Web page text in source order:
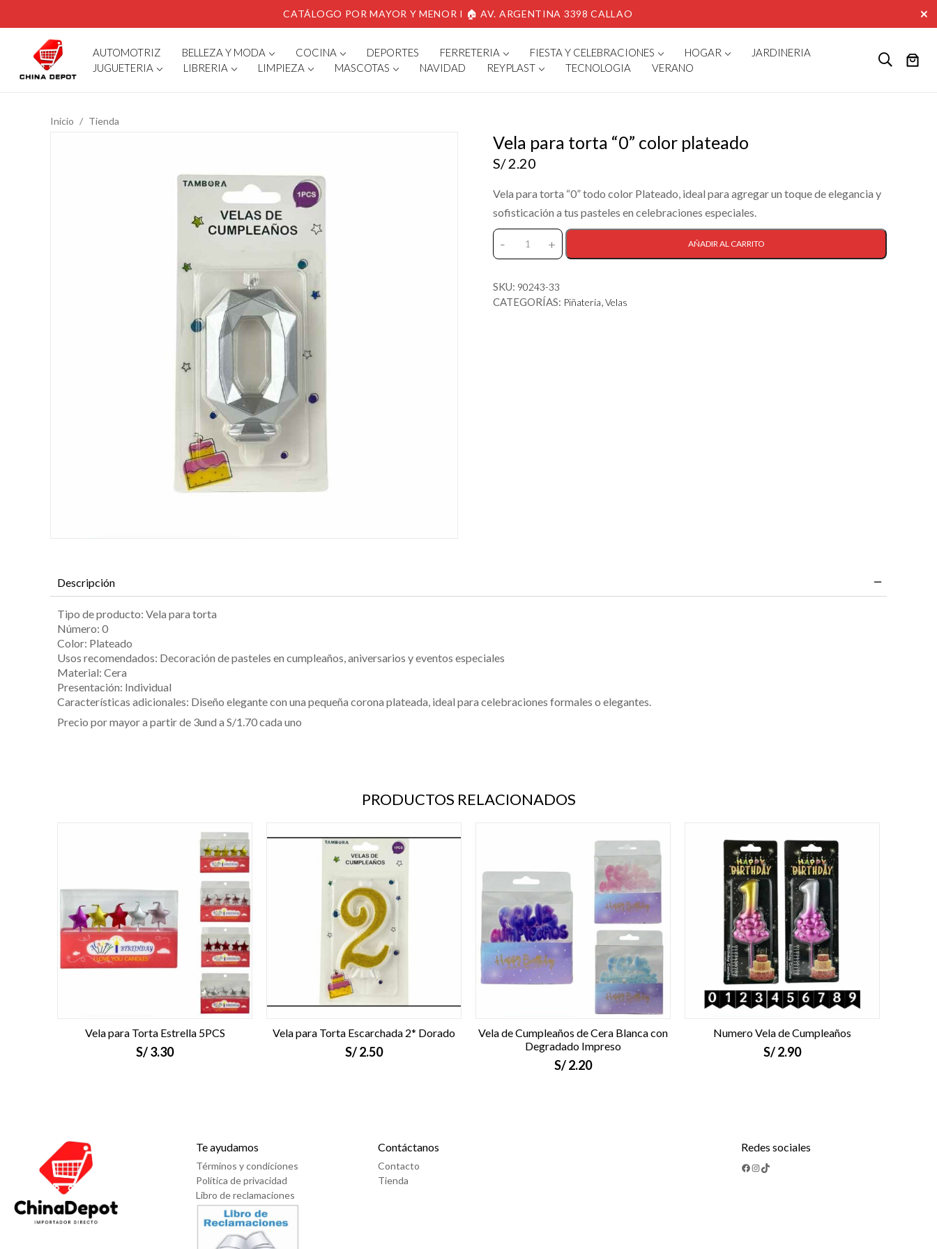
CATÁLOGO POR MAYOR Y MENOR I 🏠 AV. ARGENTINA 3398 CALLAO
AUTOMOTRIZ BELLEZA Y MODA COCINA DEPORTES FERRETERIA FIESTA Y CELEBRACIONES HOGAR
JARDINERIA
JUGUETERIA
LIBRERIA LIMPIEZA MASCOTAS NAVIDAD REYPLAST TECNOLOGIA VERANO
Inicio Tienda
Vela para torta “0” color plateado
S/2.20
Vela para torta “0” todo color Plateado, ideal para agregar un toque de elegancia y
sofisticación a tus pasteles en celebraciones especiales.
-
"0"
color
+ AÑADIR AL CARRITO
SKU: 90243-33
CATEGORÍAS: Piñatería,Velas
Descripción
Tipo de producto: Vela para torta
Número: 0
Color: Plateado
Usos recomendados: Decoración de pasteles en cumpleaños, aniversarios y eventos especiales
Material: Cera
Presentación: Individual
Características adicionales: Diseño elegante con una pequeña corona plateada, ideal para celebraciones formales o elegantes.
Precio por mayor a partir de 3und a S/1.70 cada uno
PRODUCTOS RELACIONADOS
Vela para Torta Estrella 5PCS
S/3.30
Vela para Torta Escarchada 2* Dorado
S/2.50
Vela de Cumpleaños de Cera Blanca con
Degradado Impreso
S/2.20
Numero Vela de Cumpleaños
S/2.90
Te ayudamos
Términos y condiciones
Política de privacidad
Libro de reclamaciones
Contáctanos
Contacto
Tienda
Redes sociales
Facebook Instagram TikTok